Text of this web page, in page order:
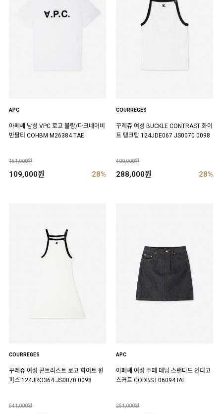
APC
아페쎄 남성 VPC 로고 블랑/다크네이비
반팔티 COHBM M26384 TAE
151,000원
109,000원 28%
COURREGES
꾸레쥬 여성 BUCKLE CONTRAST 화이
트 탱크탑 124JDE067 JS0070 0098
400,000원
288,000원 28%
COURREGES
꾸레쥬 여성 콘트라스트 로고 화이트 원
피스 124JRO364 JS0070 0098
541,000원
APC
아페쎄 여성 주페 데님 스탠다드 인디고
스커트 CODBS F06094 IAI
251,000원